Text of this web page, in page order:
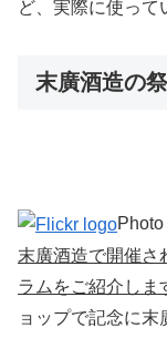
ど、実際に使って
末廣酒造の
末廣酒造で開催さ
ラムをご紹介しま
ョップで記念に